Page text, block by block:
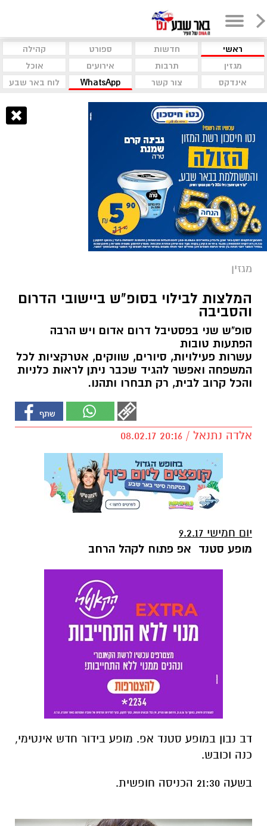
ראשי חדשות ספורט
קהילה
מגזין
תרבות אירועים
אוכל
אינדקס
צור קשר WhatsApp לוח באר שבע
מגזין
המלצות לבילוי בסופ"ש ביישובי הדרום
והסביבה
סופ"ש שני בפסטיבל דרום אדום ויש הרבה
הפתעות טובות
עשרות פעילויות, סיורים, שווקים, אטרקציות לכל
המשפחה ואפשר להגיד שכבר ניתן לראות כלניות
והכל קרוב לבית, רק תבחרו ותהנו.
אלדה נתנאל / 20:16 08.02.17
יום חמישי 9.2.17
מופע סטנד אפ פתוח לקהל הרחב
דב נבון במופע סטנד אפ. מופע בידור חדש אינטימי,
כנה וכובש.
בשעה 21:30 הכניסה חופשית.